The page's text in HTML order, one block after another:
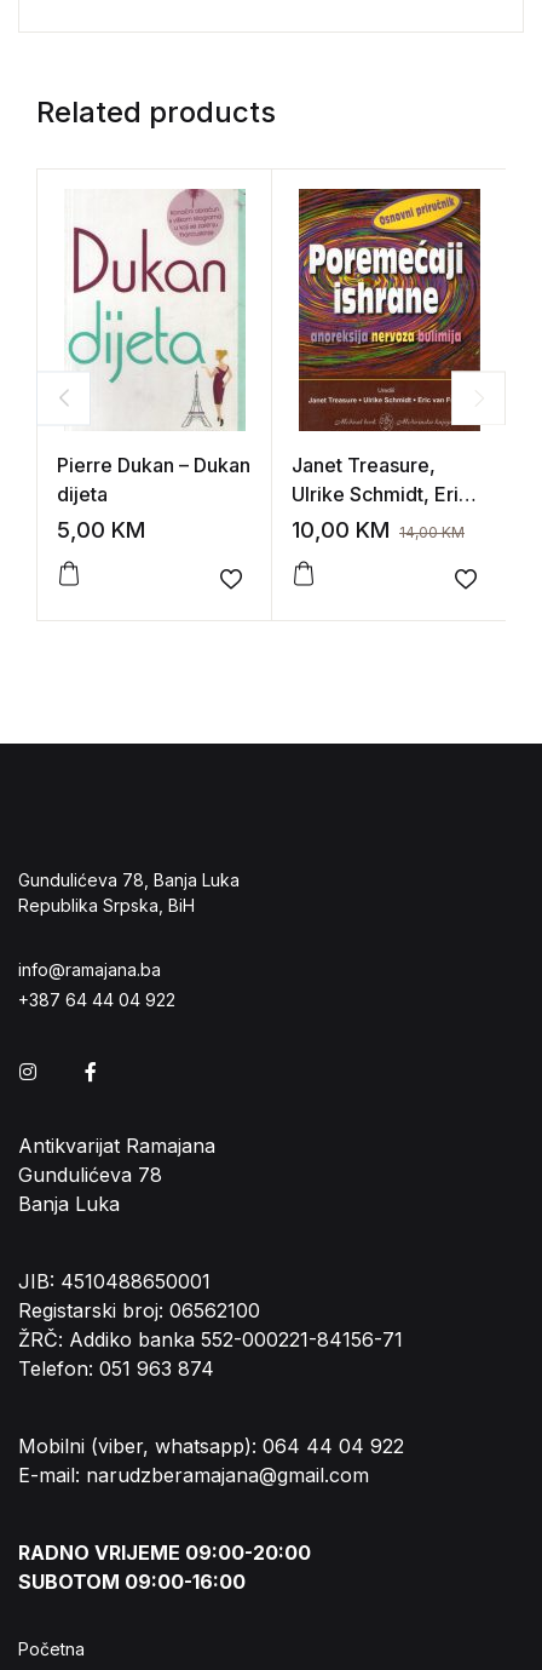
Related products
Pierre Dukan – Dukan
dijeta
5,00 KM
Add to wishlist
Janet Treasure,
Ulrike Schmidt, Eric
van Furth –
anoreksija, bulimija,
10,00 KM 14,00KM
Add to
Gundulićeva 78, Banja Luka
Republika Srpska, BiH
info@ramajana.ba
+387 64 44 04 922
Instagram
Antikvarijat Ramajana
Gundulićeva 78
Banja Luka
JIB: 4510488650001
Registarski broj: 06562100
ŽRČ: Addiko banka 552-000221-84156-71
Telefon: 051 963 874
Mobilni (viber, whatsapp): 064 44 04 922
E-mail: narudzberamajana@gmail.com
RADNO VRIJEME 09:00-20:00
SUBOTOM 09:00-16:00
Početna